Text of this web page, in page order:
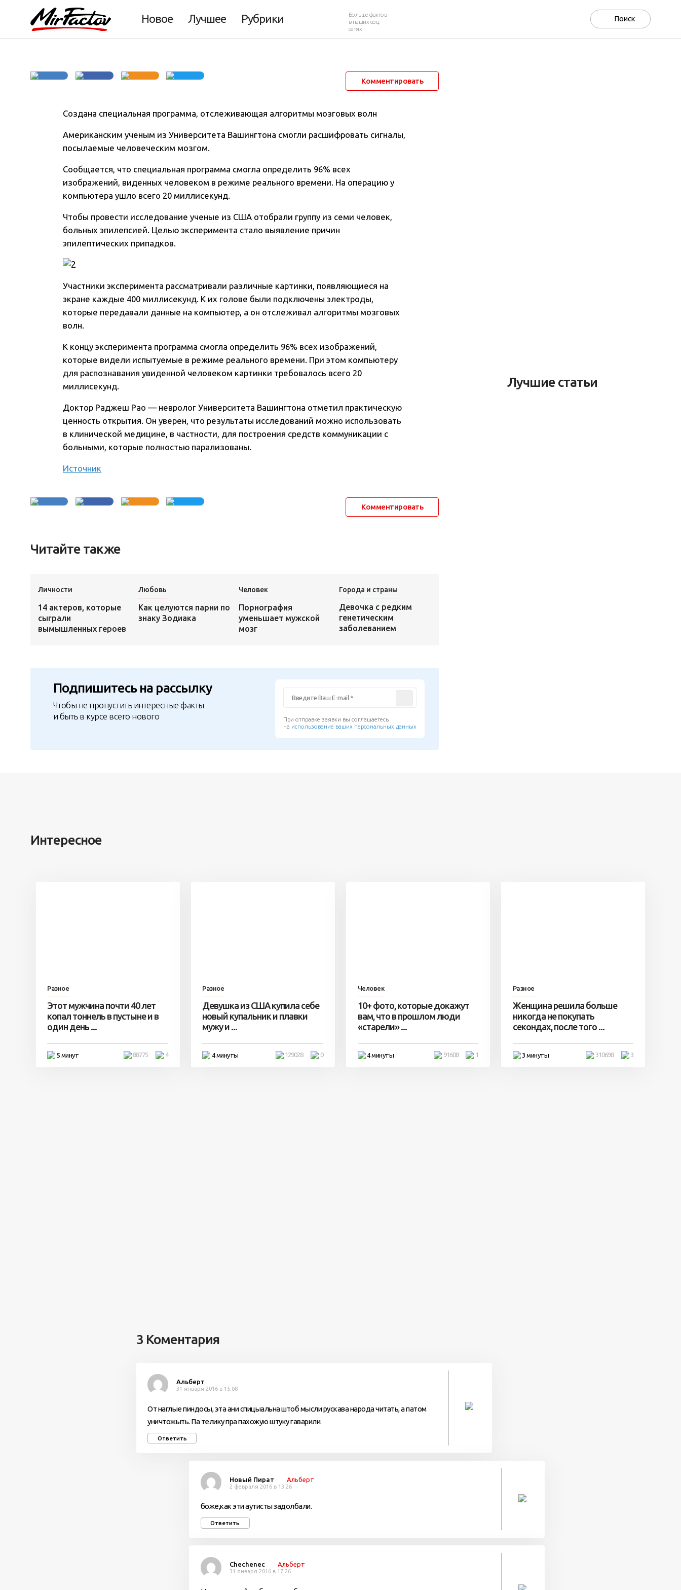
Новое Лучшее Рубрики
Больше фактов
в наших соц.
сетях
Комментировать
Создана специальная программа, отслеживающая алгоритмы мозговых волн
Американским ученым из Университета Вашингтона смогли расшифровать сигналы,
посылаемые человеческим мозгом.
Сообщается, что специальная программа смогла определить 96% всех
изображений, виденных человеком в режиме реального времени. На операцию у
компьютера ушло всего 20 миллисекунд.
Чтобы провести исследование ученые из США отобрали группу из семи человек,
больных эпилепсией. Целью эксперимента стало выявление причин
эпилептических припадков.
Участники эксперимента рассматривали различные картинки, появляющиеся на
экране каждые 400 миллисекунд. К их голове были подключены электроды,
которые передавали данные на компьютер, а он отслеживал алгоритмы мозговых
волн.
К концу эксперимента программа смогла определить 96% всех изображений,
которые видели испытуемые в режиме реального времени. При этом компьютеру
для распознавания увиденной человеком картинки требовалось всего 20
миллисекунд.
Доктор Раджеш Рао — невролог Университета Вашингтона отметил практическую
ценность открытия. Он уверен, что результаты исследований можно использовать
в клинической медицине, в частности, для построения средств коммуникации с
больными, которые полностью парализованы.
Источник
Комментировать
Читайте также
Личности
14 актеров, которые
сыграли
вымышленных героев
Любовь
Как целуются парни по
знаку Зодиака
Человек
Порнография
уменьшает мужской
мозг
Города и страны
Девочка с редким
генетическим
заболеванием
Подпишитесь на рассылку
Чтобы не пропустить интересные факты
и быть в курсе всего нового
При отправке заявки вы соглашаетесь
на использование ваших персональных данных
Лучшие статьи
Интересное
Разное
Этот мужчина почти 40 лет
копал тоннель в пустыне и в
один день ...
5 минут 4
88775
Разное
Девушка из США купила себе
новый купальник и плавки
мужу и ...
4 минуты 0
129028
Человек
10+ фото, которые докажут
вам, что в прошлом люди
«старели» ...
4 минуты 1
91608
Разное
Женщина решила больше
никогда не покупать
секондах, после того ...
3 минуты 3
310698
3 Коментария
Альберт
31 января 2016 в 15:08
От наглые пиндосы, эта ани спицыальна штоб мысли рускава народа читать, а патом
уничтожыть. Па телику пра пахожую штуку гаварили.
Ответить
Новый Пират Альберт
2 февраля 2016 в 13:26
боже,как эти аутисты задолбали.
Ответить
Chechenec Альберт
31 января 2016 в 17:26